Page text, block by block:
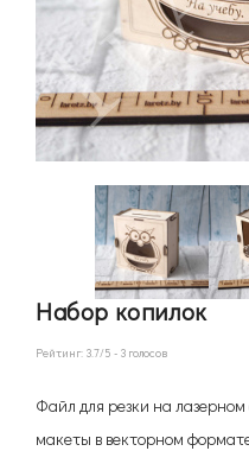
Набор копилок
Рейтинг: 3.7/5 - 3 голосов
Файл для резки на
макеты в векторном